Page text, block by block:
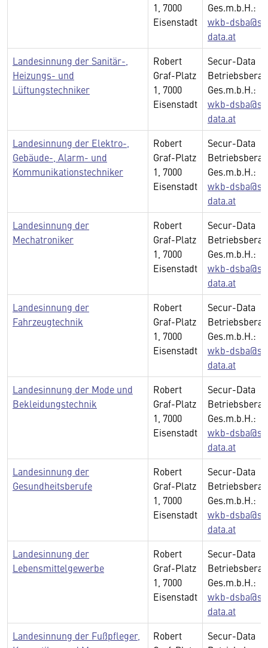
1, 7000
Eisenstadt
Ges.m.b.H.:
wkb-
data.at
Landesinnung der Sanitär-,
Heizungs- und
Lüftungstechniker
Robert
Graf-Platz
1, 7000
Eisenstadt
Secur-Data
Ges.m.b.H.:
wkb-
data.at
Landesinnung der Elektro-,
Gebäude-, Alarm- und
Kommunikationstechniker
Robert
Graf-Platz
1, 7000
Eisenstadt
Secur-Data
Ges.m.b.H.:
wkb-
data.at
Landesinnung der
Mechatroniker
Robert
Graf-Platz
1, 7000
Eisenstadt
Secur-Data
Ges.m.b.H.:
wkb-
data.at
Landesinnung der
Fahrzeugtechnik
Robert
Graf-Platz
1, 7000
Eisenstadt
Secur-Data
Ges.m.b.H.:
wkb-
data.at
Landesinnung der Mode und
Bekleidungstechnik
Robert
Graf-Platz
1, 7000
Eisenstadt
Secur-Data
Ges.m.b.H.:
wkb-
data.at
Landesinnung der
Gesundheitsberufe
Robert
Graf-Platz
1, 7000
Eisenstadt
Secur-Data
Ges.m.b.H.:
wkb-
data.at
Landesinnung der
Lebensmittelgewerbe
Robert
Graf-Platz
1, 7000
Eisenstadt
Secur-Data
Ges.m.b.H.:
wkb-
data.at
Landesinnung der Fußpfleger,
Robert
Secur-Data